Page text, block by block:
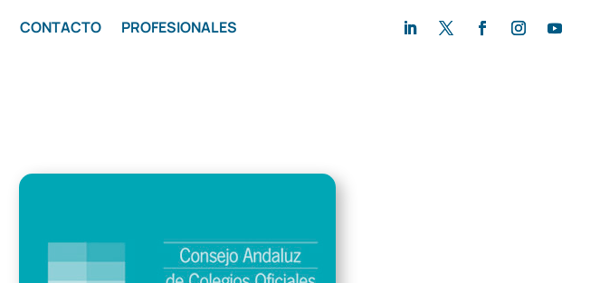
CONTACTO
PROFESIONALES